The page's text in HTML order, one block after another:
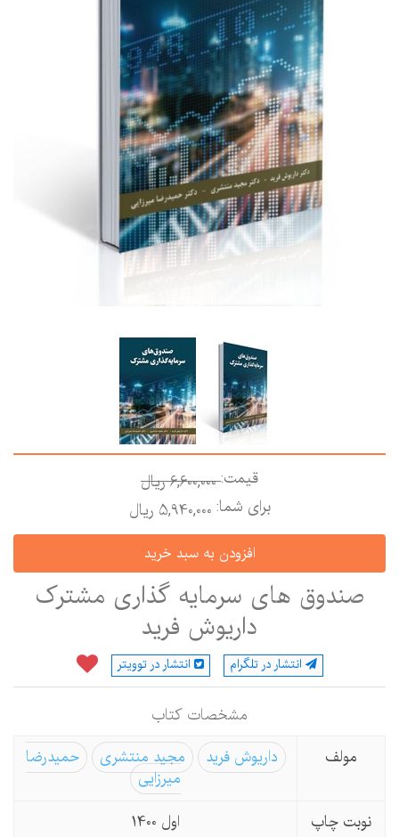
قیمت:6,600,000 ريال
برای شما: 5,940,000 ريال
صندوق های سرمایه گذاری مشترک
داریوش فرید
انتشار در تلگرام انتشار در توویتر
مشخصات كتاب
مولف
داریوش فرید مجید منتشری
حمیدرضا
میرزایی
نوبت چاپ
اول 1400